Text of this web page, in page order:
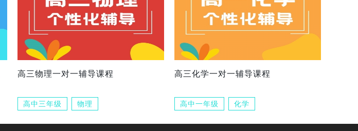
高三物理一对一辅导课程
高中三年级 物理
高三化学一对一辅导课程
高中一年级 化学